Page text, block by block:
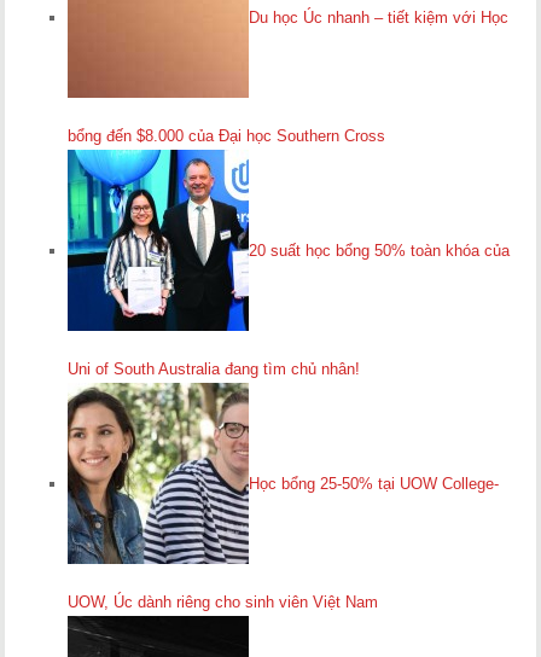
Du học Úc nhanh – tiết kiệm với Học
bổng đến $8.000 của Đại học Southern Cross
20 suất học bổng 50% toàn khóa của
Uni of South Australia đang tìm chủ nhân!
Học bổng 25-50% tại UOW College-
UOW, Úc dành riêng cho sinh viên Việt Nam